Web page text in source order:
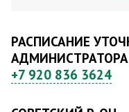
РАСПИСАНИЕ
+7 920 836 3624